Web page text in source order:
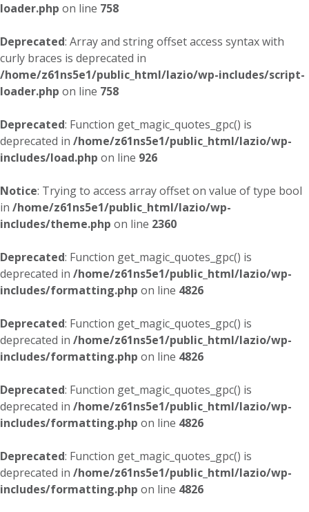
loader.php on line 758
Deprecated: Array and string offset access syntax with
curly braces is deprecated in
/home/z61ns5e1/public_html/lazio/wp-includes/script-
loader.php on line 758
Deprecated: Function get_magic_quotes_gpc() is
deprecated in /home/z61ns5e1/public_html/lazio/wp-
includes/load.php on line 926
Notice: Trying to access array offset on value of type bool
in /home/z61ns5e1/public_html/lazio/wp-
includes/theme.php on line 2360
Deprecated: Function get_magic_quotes_gpc() is
deprecated in /home/z61ns5e1/public_html/lazio/wp-
includes/formatting.php on line 4826
Deprecated: Function get_magic_quotes_gpc() is
deprecated in /home/z61ns5e1/public_html/lazio/wp-
includes/formatting.php on line 4826
Deprecated: Function get_magic_quotes_gpc() is
deprecated in /home/z61ns5e1/public_html/lazio/wp-
includes/formatting.php on line 4826
Deprecated: Function get_magic_quotes_gpc() is
deprecated in /home/z61ns5e1/public_html/lazio/wp-
includes/formatting.php on line 4826